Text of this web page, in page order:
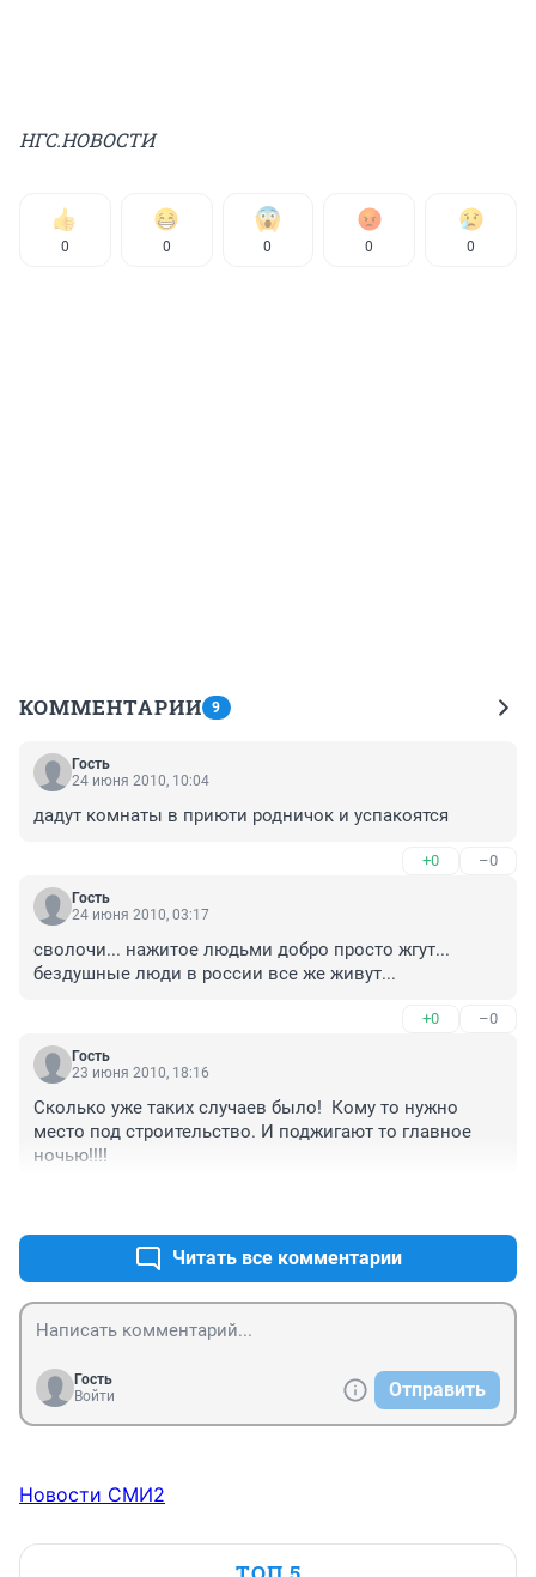
НГС.НОВОСТИ
0 0 0 0 0
КОММЕНТАРИИ 9
Гость
24 июня 2010, 10:04
+0 –0
Гость
24 июня 2010, 03:17
сволочи... нажитое людьми добро просто жгут...
бездушные люди в россии все же живут...
+0 –0
Гость
23 июня 2010, 18:16
Сколько уже таких случаев было!  Кому то нужно
место под строительство. И поджигают то главное
Читать все комментарии
Гость
Войти
Отправить
Новости СМИ2